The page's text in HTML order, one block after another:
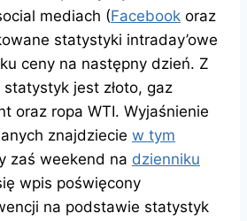
mediach (Facebook oraz
statystyki intraday’owe
ceny na następny dzień. Z
jest złoto, gaz
oraz ropa WTI. Wyjaśnienie
znajdziecie w tym
zaś weekend na dzienniku
wpis poświęcony
na podstawie statystyk